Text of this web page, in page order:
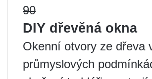
90
DIY dřevěná okna
Okenní otvory ze dřeva
průmyslových